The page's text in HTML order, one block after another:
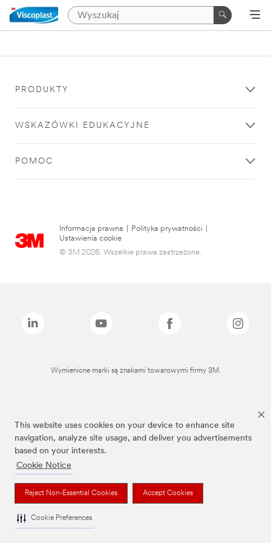
This website uses cookies on your device to enhance site
navigation, analyze site usage, and deliver you advertisements
based on your interests.
Cookie Notice
Reject Non-Essential Cookies Accept Cookies
Cookie Preferences
PRODUKTY
WSKAZÓWKI EDUKACYJNE
POMOC
Informacja prawna Polityka prywatności
Ustawienia cookie
© 3M 2026. Wszelkie prawa zastrzeżone.
Wymienione marki są znakami towarowymi firmy 3M.